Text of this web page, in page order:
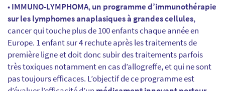
•IMMUNO-LYMPHOMA,un programme d’immunothérapie
sur les lymphomes anaplasiques à grandes cellules,
cancer qui touche plus de 100 enfants chaque année en
Europe. 1 enfant sur 4 rechute après les traitements de
première ligne et doit donc subir des traitements parfois
très toxiques notamment en cas d’allogreffe, et qui ne sont
pas toujours efficaces. L’objectif de ce programme est